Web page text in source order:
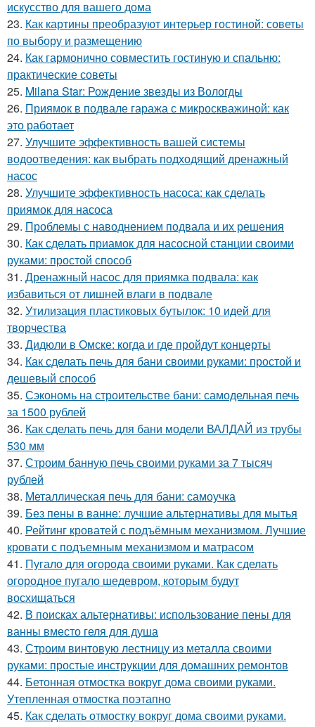
искусство для вашего дома
23. Как картины преобразуют интерьер гостиной: советы
по выбору и размещению
24. Как гармонично совместить гостиную и спальню:
практические советы
25. Milana Star: Рождение звезды из Вологды
26. Приямок в подвале гаража с микроскважиной: как
это работает
27. Улучшите эффективность вашей системы
водоотведения: как выбрать подходящий дренажный
насос
28. Улучшите эффективность насоса: как сделать
приямок для насоса
29. Проблемы с наводнением подвала и их решения
30. Как сделать приамок для насосной станции своими
руками: простой способ
31. Дренажный насос для приямка подвала: как
избавиться от лишней влаги в подвале
32. Утилизация пластиковых бутылок: 10 идей для
творчества
33. Дидюли в Омске: когда и где пройдут концерты
34. Как сделать печь для бани своими руками: простой и
дешевый способ
35. Сэкономь на строительстве бани: самодельная печь
за 1500 рублей
36. Как сделать печь для бани модели ВАЛДАЙ из трубы
530 мм
37. Строим банную печь своими руками за 7 тысяч
рублей
38. Металлическая печь для бани: самоучка
39. Без пены в ванне: лучшие альтернативы для мытья
40. Рейтинг кроватей с подъёмным механизмом. Лучшие
кровати с подъемным механизмом и матрасом
41. Пугало для огорода своими руками. Как сделать
огородное пугало шедевром, которым будут
восхищаться
42. В поисках альтернативы: использование пены для
ванны вместо геля для душа
43. Строим винтовую лестницу из металла своими
руками: простые инструкции для домашних ремонтов
44. Бетонная отмостка вокруг дома своими руками.
Утепленная отмостка поэтапно
45. Как сделать отмостку вокруг дома своими руками.